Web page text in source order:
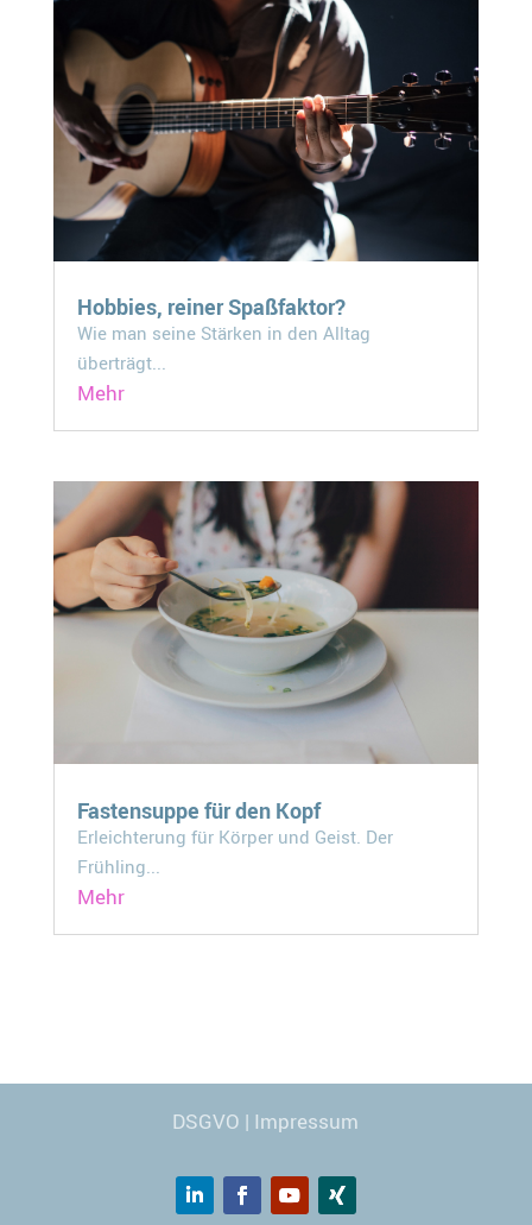
Hobbies, reiner Spaßfaktor?
Wie man seine Stärken in den Alltag
überträgt...
Mehr
Fastensuppe für den Kopf
Erleichterung für Körper und Geist. Der
Frühling...
Mehr
DSGVO | Impressum